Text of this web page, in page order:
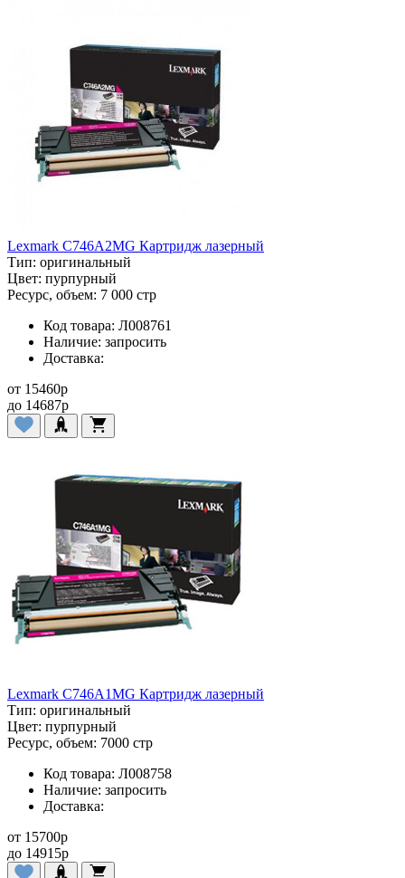
Lexmark C746A2MG Картридж лазерный
Тип: оригинальный
Цвет: пурпурный
Ресурс, объем: 7 000 стр
Код товара: Л008761
Наличие: запросить
Доставка:
от 15460p
до 14687p
Lexmark C746A1MG Картридж лазерный
Тип: оригинальный
Цвет: пурпурный
Ресурс, объем: 7000 стр
Код товара: Л008758
Наличие: запросить
Доставка:
от 15700p
до 14915p